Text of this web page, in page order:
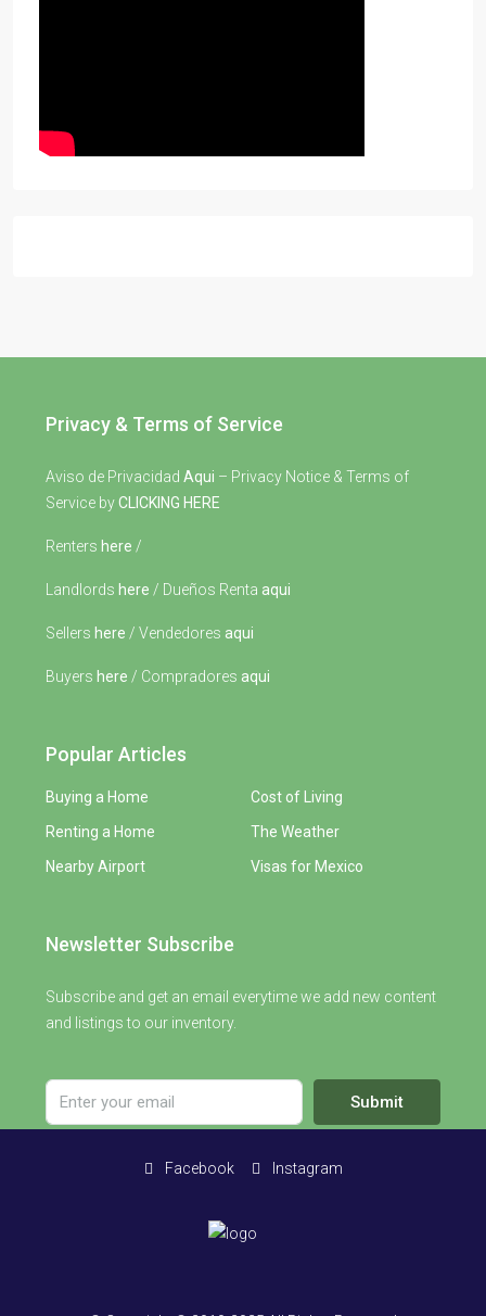
Privacy & Terms of Service
Aviso de Privacidad Aqui – Privacy Notice & Terms of
Service byCLICKING HERE
Renters here /
Landlords here / Dueños Renta aqui
Sellers here / Vendedores aqui
Buyers here / Compradores aqui
Popular Articles
Buying a Home
Renting a Home
Nearby Airport
Cost of Living
The Weather
Visas for Mexico
Newsletter Subscribe
Subscribe and get an email everytime we add new content
and listings to our inventory.
Submit
Facebook Instagram